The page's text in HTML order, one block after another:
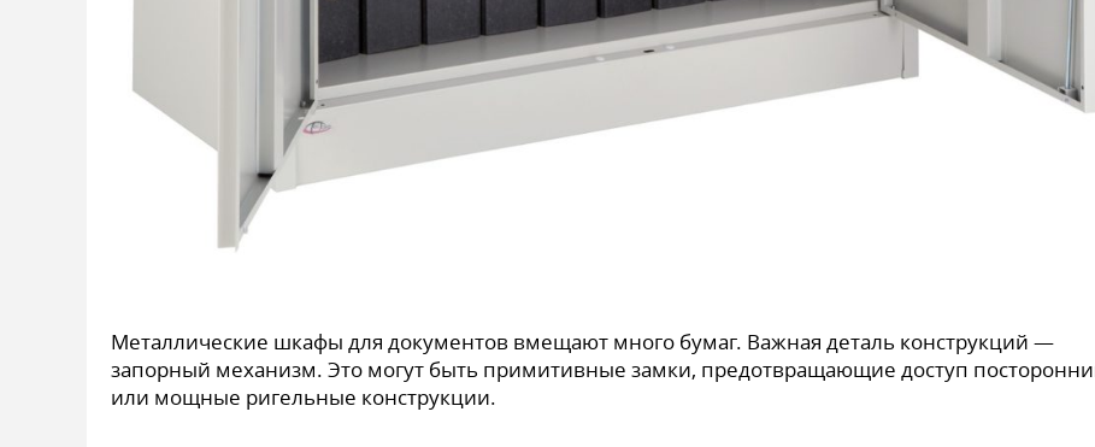
Металлические шкафы для документов вмещают много бумаг. Важная деталь конструкций —
запорный механизм. Это могут быть примитивные замки, предотвращающие доступ
или мощные ригельные конструкции.